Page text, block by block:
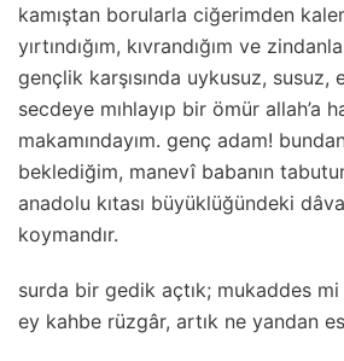
kamıştan borularla ciğerimden
yırtındığım, kıvrandığım ve
gençlik karşısında uykusuz, susuz,
secdeye mıhlayıp bir ömür allah’a
makamındayım. genç adam!
beklediğim, manevî babanın
anadolu kıtası büyüklüğündeki
koymandır.
surda bir gedik açtık; mukaddes
ey kahbe rüzgâr, artık ne yandan